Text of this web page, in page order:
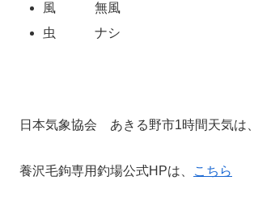
風 無風
虫 ナシ
日本気象協会 あきる野市1時間天気は、
養沢毛鉤専用釣場公式HPは、 こちら